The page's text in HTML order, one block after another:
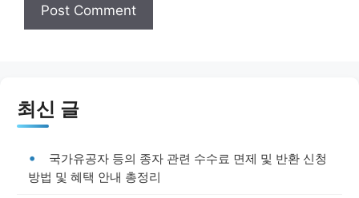
최신 글
국가유공자 등의 종자 관련 수수료 면제 및 반환 신청
방법 및 혜택 안내 총정리